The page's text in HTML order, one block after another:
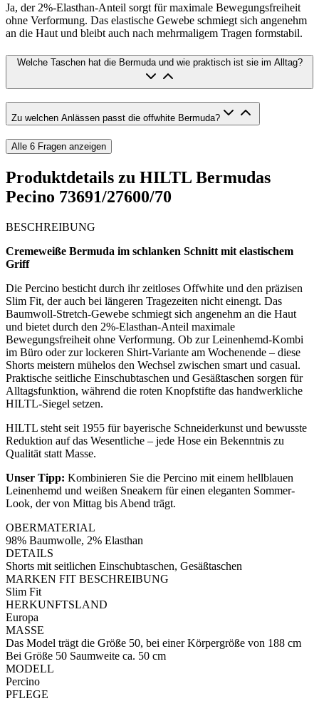
Ja, der 2%-Elasthan-Anteil sorgt für maximale Bewegungsfreiheit
ohne Verformung. Das elastische Gewebe schmiegt sich angenehm
an die Haut und bleibt auch nach mehrmaligem Tragen formstabil.
Welche Taschen hat die Bermuda und wie praktisch ist sie im Alltag?
Zu welchen Anlässen passt die offwhite Bermuda?
Alle 6 Fragen anzeigen
Produktdetails zu HILTL Bermudas
Pecino 73691/27600/70
BESCHREIBUNG
Cremeweiße Bermuda im schlanken Schnitt mit elastischem
Griff
Die Percino besticht durch ihr zeitloses Offwhite und den präzisen
Slim Fit, der auch bei längeren Tragezeiten nicht einengt. Das
Baumwoll-Stretch-Gewebe schmiegt sich angenehm an die Haut
und bietet durch den 2%-Elasthan-Anteil maximale
Bewegungsfreiheit ohne Verformung. Ob zur Leinenhemd-Kombi
im Büro oder zur lockeren Shirt-Variante am Wochenende – diese
Shorts meistern mühelos den Wechsel zwischen smart und casual.
Praktische seitliche Einschubtaschen und Gesäßtaschen sorgen für
Alltagsfunktion, während die roten Knopfstifte das handwerkliche
HILTL-Siegel setzen.
HILTL steht seit 1955 für bayerische Schneiderkunst und bewusste
Reduktion auf das Wesentliche – jede Hose ein Bekenntnis zu
Qualität statt Masse.
Unser Tipp: Kombinieren Sie die Percino mit einem hellblauen
Leinenhemd und weißen Sneakern für einen eleganten Sommer-
Look, der von Mittag bis Abend trägt.
OBERMATERIAL
98% Baumwolle, 2% Elasthan
DETAILS
Shorts mit seitlichen Einschubtaschen, Gesäßtaschen
MARKEN FIT BESCHREIBUNG
Slim Fit
HERKUNFTSLAND
Europa
MASSE
Das Model trägt die Größe 50, bei einer Körpergröße von 188 cm
Bei Größe 50 Saumweite ca. 50 cm
MODELL
Percino
PFLEGE